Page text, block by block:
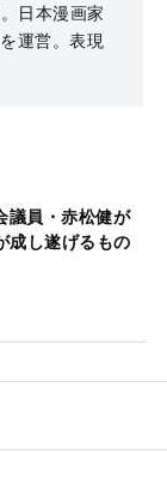
日本漫画家
運営。表現
議員・赤松健が
成し遂げるもの